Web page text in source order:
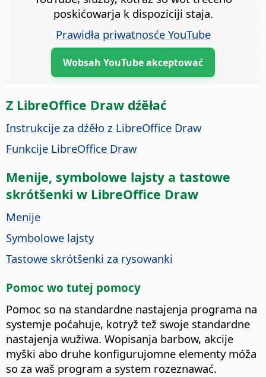
poskićowarja k dispoziciji staja.
Prawidła priwatnosće YouTube
Wobsah YouTube akceptować
Z LibreOffice Draw dźěłać
Instrukcije za dźěło z LibreOffice Draw
Funkcije LibreOffice Draw
Menije, symbolowe lajsty a tastowe
skrótšenki w LibreOffice Draw
Menije
Symbolowe lajsty
Tastowe skrótšenki za rysowanki
Pomoc wo tutej pomocy
Pomoc so na standardne nastajenja programa na
systemje poćahuje, kotryž tež swoje standardne
nastajenja wužiwa. Wopisanja barbow, akcije
myški abo druhe konfigurujomne elementy móža
so za waš program a system rozeznawać.